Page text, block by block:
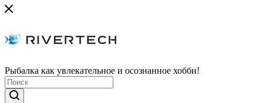
Рыбалка как увлекательное и осознанное хобби!